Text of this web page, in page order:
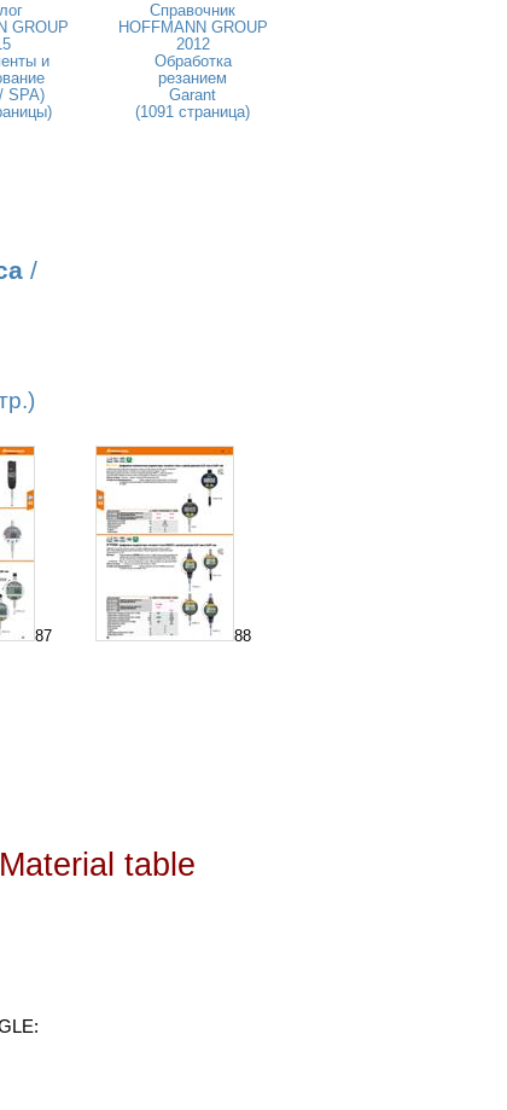
GROUP
и
SPA)
Справочник
HOFFMANN GROUP
2012
Обработка
резанием
Garant
(1091 страница)
/
87 88
Material table